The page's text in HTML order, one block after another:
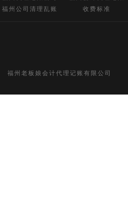
福州公司清理乱账
收费标准
福州老板娘会计代理记账有限公司